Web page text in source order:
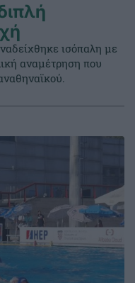
ισόπαλη με
αναμέτρηση που